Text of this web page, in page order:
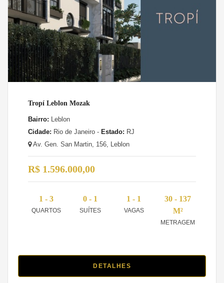
Tropí Leblon Mozak
Bairro: Leblon
Cidade: Rio de Janeiro - Estado: RJ
Av. Gen. San Martin, 156, Leblon
R$ 1.596.000,00
1 - 3
QUARTOS
0 - 1
SUÍTES
1 - 1
VAGAS
30 - 137
M²
METRAGEM
DETALHES